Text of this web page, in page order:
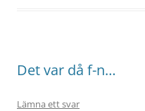
Det var då f-n…
Lämna ett svar